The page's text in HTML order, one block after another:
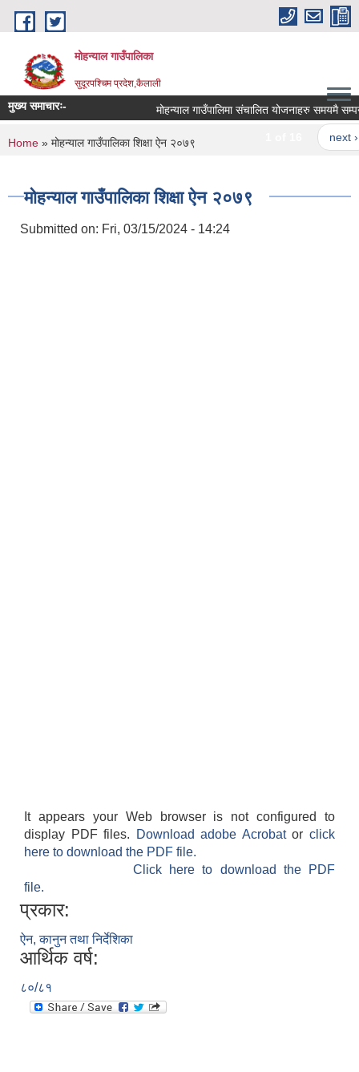
Skip to main content
मोहन्याल गाउँपालिका
सुदूरपश्चिम प्रदेश,कैलाली
मुख्य समाचारः- मोहन्याल गाउँपालिमा संचालित योजनाहरु समयमै
next ›
You are here
Home » मोहन्याल गाउँपालिका शिक्षा ऐन २०७९
मोहन्याल गाउँपालिका शिक्षा ऐन २०७९
Submitted on: Fri, 03/15/2024 - 14:24
It appears your Web browser is not configured to
display PDF files.
Download adobe Acrobatorclick
here to download the PDF file.
Click here to download the PDF
file.
प्रकार:
ऐन, कानुन तथा निर्देशिका
आर्थिक वर्ष:
८०/८१